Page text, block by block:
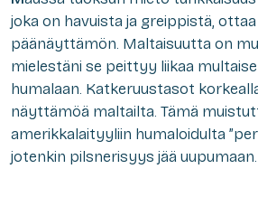
joka on havuista ja greippistä,
päänäyttämön. Maltaisuutta on
mielestäni se peittyy liikaa
humalaan. Katkeruustasot
näyttämöä maltailta. Tämä
amerikkalaityyliin humaloidulta
jotenkin pilsnerisyys jää uupumaan.